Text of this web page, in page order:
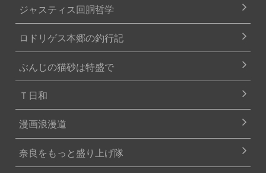
ジャスティス回胴哲学
ロドリゲス本郷の釣行記
ぶんじの猫砂は特盛で
Ｔ日和
漫画浪漫道
奈良をもっと盛り上げ隊